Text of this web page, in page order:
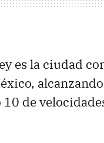
es la ciudad
de